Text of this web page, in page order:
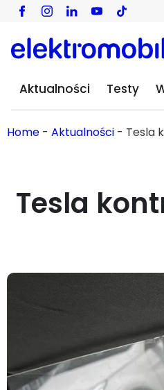
Aktualności Testy
Home - Aktualności - Tesla
Tesla